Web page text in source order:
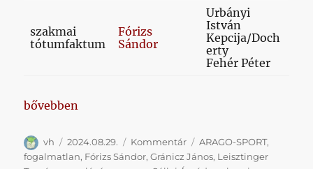
szakmai
tótumfaktum
Fórizs
Sándor
Urbányi
István
Kepcija/Doch
erty
Fehér Péter
„Pletykából rengeteg van, megszólalóból viszont
bővebben
Szerző
vh Közzétéve
2024.08.29. Kategória
Kommentár Címke
ARAGO-SPORT,
fogalmatlan, Fórizs Sándor,Gránicz János, Leisztinger